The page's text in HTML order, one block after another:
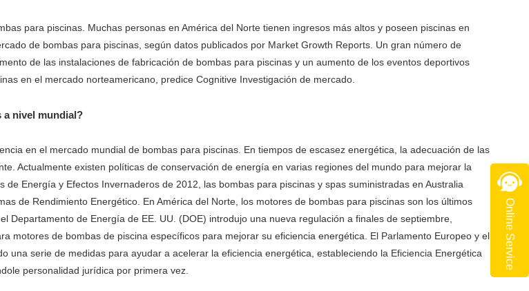
para piscinas. Muchas personas en América del Norte tienen ingresos más altos y poseen piscinas en
de bombas para piscinas, según datos publicados por Market Growth Reports. Un gran número de
de las instalaciones de fabricación de bombas para piscinas y un aumento de los eventos deportivos
en el mercado norteamericano, predice Cognitive Investigación de mercado.
a nivel mundial?
en el mercado mundial de bombas para piscinas. En tiempos de escasez energética, la adecuación de las
Actualmente existen políticas de conservación de energía en varias regiones del mundo para mejorar la
Energía y Efectos Invernaderos de 2012, las bombas para piscinas y spas suministradas en Australia
de Rendimiento Energético. En América del Norte, los motores de bombas para piscinas son los últimos
Departamento de Energía de EE. UU. (DOE) introdujo una nueva regulación a finales de septiembre,
motores de bombas de piscina específicos para mejorar su eficiencia energética. El Parlamento Europeo y el
una serie de medidas para ayudar a acelerar la eficiencia energética, estableciendo la Eficiencia Energética
personalidad jurídica por primera vez.
Online Service